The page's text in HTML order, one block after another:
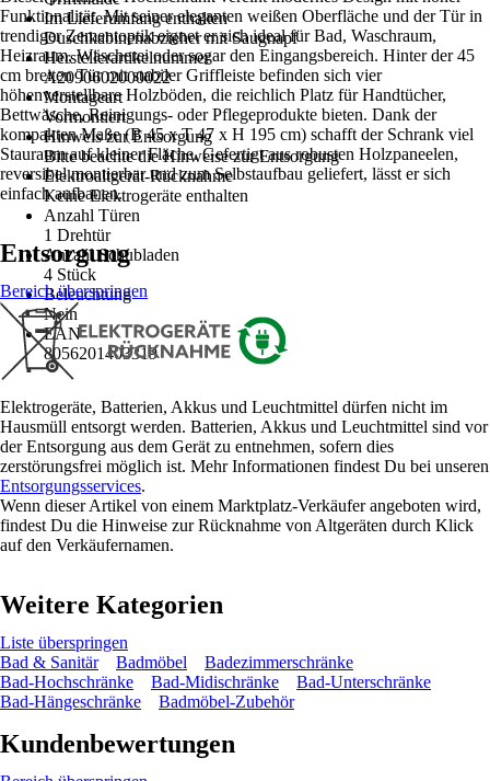
Im Lieferumfang enthalten
Duschkabinenabzieher mit Saugnapf
Herstellerartikelnummer
A2090602000022
Montageart
Vormontiert
Hinweis zur Entsorgung
Bitte beachte die Hinweise zur Entsorgung
Elektroaltgerät-Rücknahme
Keine Elektrogeräte enthalten
Anzahl Türen
1 Drehtür
Anzahl Schubladen
4 Stück
Beleuchtung
Nein
EAN
8056201403319
Funktionalität. Mit seiner eleganten weißen Oberfläche und der Tür in
trendiger Zementoptik eignet er sich ideal für Bad, Waschraum,
Heizraum, Wäscherei oder sogar den Eingangsbereich. Hinter der 45
cm breiten Tür mit stabiler Griffleiste befinden sich vier
höhenverstellbare Holzböden, die reichlich Platz für Handtücher,
Bettwäsche, Reinigungs- oder Pflegeprodukte bieten. Dank der
kompakten Maße (B 45 x T 47 x H 195 cm) schafft der Schrank viel
Stauraum auf kleiner Fläche. Gefertigt aus robusten Holzpaneelen,
reversibel montierbar und zum Selbstaufbau geliefert, lässt er sich
einfach aufbauen.
Entsorgung
Bereich überspringen
Elektrogeräte, Batterien, Akkus und Leuchtmittel dürfen nicht im
Hausmüll entsorgt werden. Batterien, Akkus und Leuchtmittel sind vor
der Entsorgung aus dem Gerät zu entnehmen, sofern dies
zerstörungsfrei möglich ist. Mehr Informationen findest Du bei unseren
Entsorgungsservices.
Wenn dieser Artikel von einem Marktplatz-Verkäufer angeboten wird,
findest Du die Hinweise zur Rücknahme von Altgeräten durch Klick
auf den Verkäufernamen.
Weitere Kategorien
Liste überspringen
Bad & Sanitär
Badmöbel
Badezimmerschränke
Bad-Hochschränke
Bad-Midischränke
Bad-Unterschränke
Bad-Hängeschränke
Badmöbel-Zubehör
Kundenbewertungen